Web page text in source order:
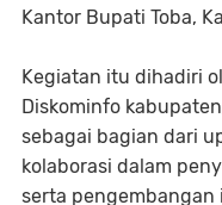
Kantor Bupati Toba,
Kegiatan itu dihadiri
Diskominfo
sebagai bagian dari
kolaborasi dalam
serta